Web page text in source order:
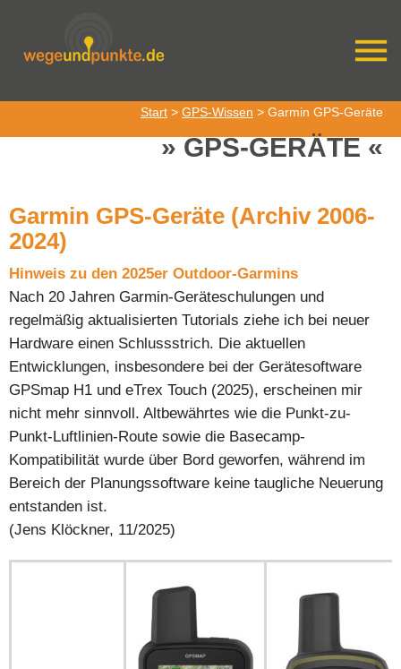
Start > GPS-Wissen > Garmin GPS-Geräte
GPS-GERÄTE
Garmin GPS-Geräte (Archiv 2006-
2024)
Hinweis zu den 2025er Outdoor-Garmins
Nach 20 Jahren Garmin-Geräteschulungen und
regelmäßig aktualisierten Tutorials ziehe ich bei neuer
Hardware einen Schlussstrich. Die aktuellen
Entwicklungen, insbesondere bei der Gerätesoftware
GPSmap H1 und eTrex Touch (2025), erscheinen mir
nicht mehr sinnvoll. Altbewährtes wie die Punkt-zu-
Punkt-Luftlinien-Route sowie die Basecamp-
Kompatibilität wurde über Bord geworfen, während im
Bereich der Planungssoftware keine taugliche Neuerung
entstanden ist.
(Jens Klöckner, 11/2025)